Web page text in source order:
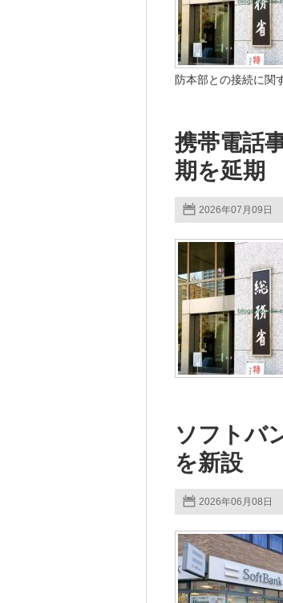
防本部との接続に関
携帯電話
期を延期
2026年07月09日
ソフトバ
を新設
2026年06月08日